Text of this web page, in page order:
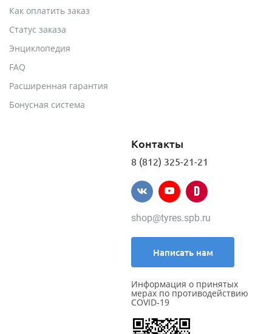
Как оплатить заказ
Статус заказа
Энциклопедия
FAQ
Расширенная гарантия
Бонусная система
Контакты
8 (812) 325-21-21
shop@tyres.spb.ru
Написать нам
Информация о принятых
мерах по противодействию
COVID-19